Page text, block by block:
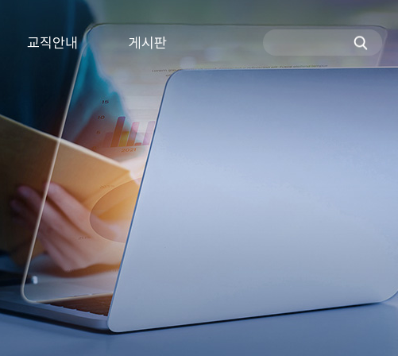
교직안내 게시판